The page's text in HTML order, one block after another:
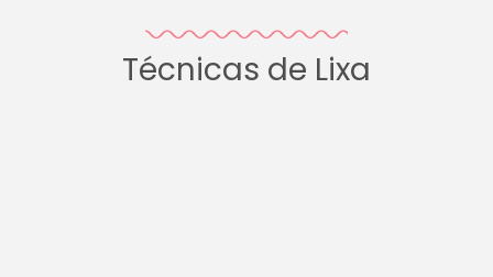
Técnicas de Lixa